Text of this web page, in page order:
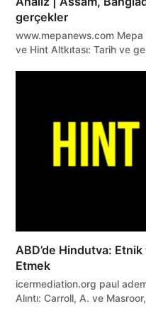
gerçekler
www.mepanews.com
ve Hint Altkıtası: Tarih ve
ABD’de Hindutva:
Etmek
icermediation.org paul
Alıntı: Carroll, A. ve